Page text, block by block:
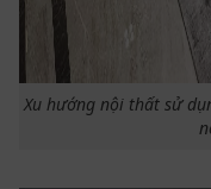
Xu hướng nội thất sử